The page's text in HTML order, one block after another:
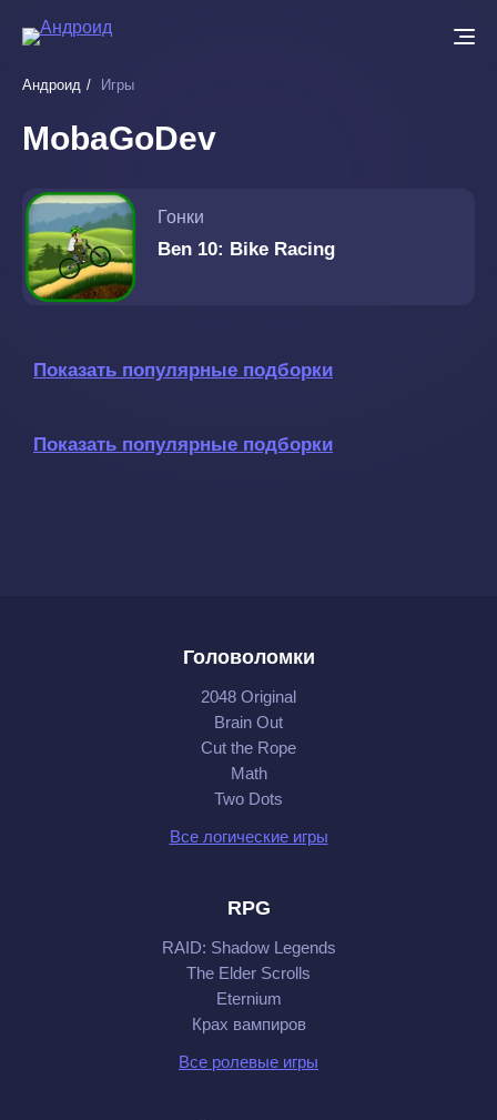
основному
Андроид Игры
MobaGoDev
Гонки
Ben 10: Bike Racing
Показать популярные подборки
Показать популярные подборки
Головоломки
2048 Original
Brain Out
Cut the Rope
Math
Two Dots
Все логические игры
RPG
RAID: Shadow Legends
The Elder Scrolls
Eternium
Крах вампиров
Все ролевые игры